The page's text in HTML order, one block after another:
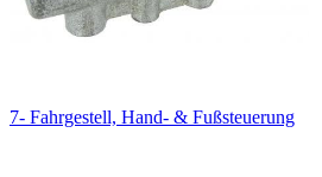
7- Fahrgestell, Hand- & Fußsteuerung